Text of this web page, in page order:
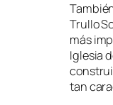
Trullo
más
Iglesia
tan